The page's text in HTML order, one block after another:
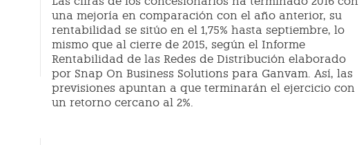
una mejoría en comparación con el año anterior, su
rentabilidad se sitúo en el 1,75% hasta septiembre, lo
mismo que al cierre de 2015, según el Informe
Rentabilidad de las Redes de Distribución elaborado
por Snap On Business Solutions para Ganvam. Así, las
previsiones apuntan a que terminarán el ejercicio con
un retorno cercano al 2%.